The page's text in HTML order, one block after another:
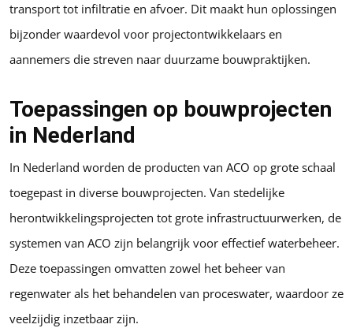
transport tot infiltratie en afvoer. Dit maakt hun oplossingen
bijzonder waardevol voor projectontwikkelaars en
aannemers die streven naar duurzame bouwpraktijken.
Toepassingen op bouwprojecten
in Nederland
In Nederland worden de producten van ACO op grote schaal
toegepast in diverse bouwprojecten. Van stedelijke
herontwikkelingsprojecten tot grote infrastructuurwerken, de
systemen van ACO zijn belangrijk voor effectief waterbeheer.
Deze toepassingen omvatten zowel het beheer van
regenwater als het behandelen van proceswater, waardoor ze
veelzijdig inzetbaar zijn.